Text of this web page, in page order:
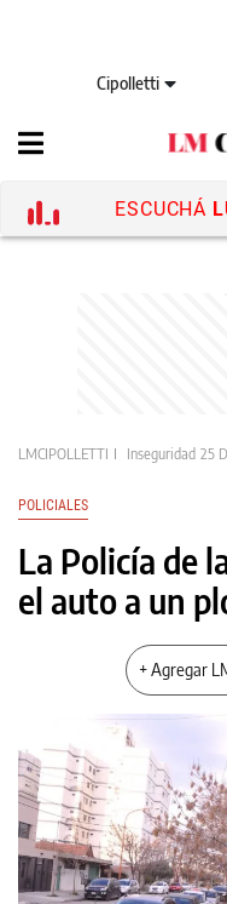
Cipolletti
ESCUCHÁ
LMCIPOLLETTI Inseguridad 25
POLICIALES
La Policía de
el auto a un
+ Agregar